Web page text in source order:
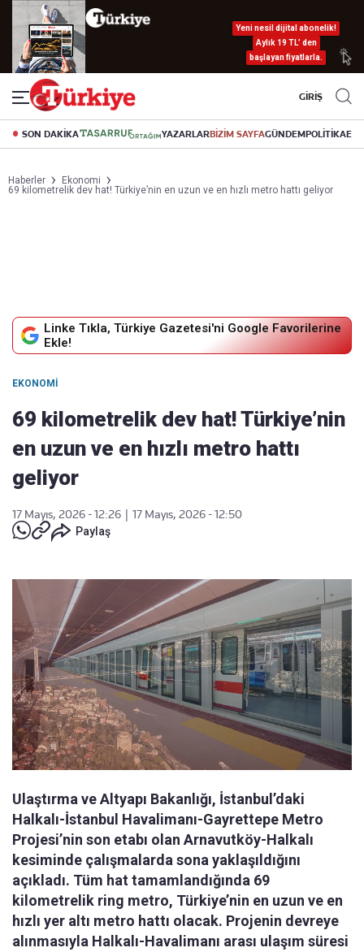
Yeni nesil dijital abonelik!
Aylık 19 TL’ den
başlayan fiyatlarla.
GİRİŞ
SON DAKİKA YAZARLARBİZİM SAYFAGÜNDEMPOLİTİKA
Haberler
Ekonomi
69 kilometrelik dev hat! Türkiye’nin en uzun ve en hızlı metro hattı geliyor
Linke Tıkla, Türkiye Gazetesi'ni Google Favorilerine
Ekle!
EKONOMI
69 kilometrelik dev hat! Türkiye’nin
en uzun ve en hızlı metro hattı
geliyor
17 Mayıs, 2026 - 12:26
17 Mayıs, 2026 - 12:50
Paylaş
Ulaştırma ve Altyapı Bakanlığı, İstanbul’daki
Halkalı-İstanbul Havalimanı-Gayrettepe Metro
Projesi’nin son etabı olan Arnavutköy-Halkalı
kesiminde çalışmalarda sona yaklaşıldığını
açıkladı. Tüm hat tamamlandığında 69
kilometrelik ring metro, Türkiye’nin en uzun ve en
hızlı yer altı metro hattı olacak. Projenin devreye
alınmasıyla Halkalı-Havalimanı arası ulaşım süresi